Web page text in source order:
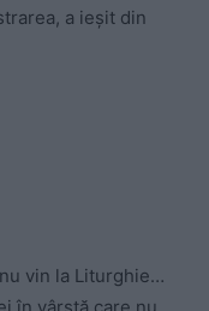
a ieşit din
vin la Liturghie…